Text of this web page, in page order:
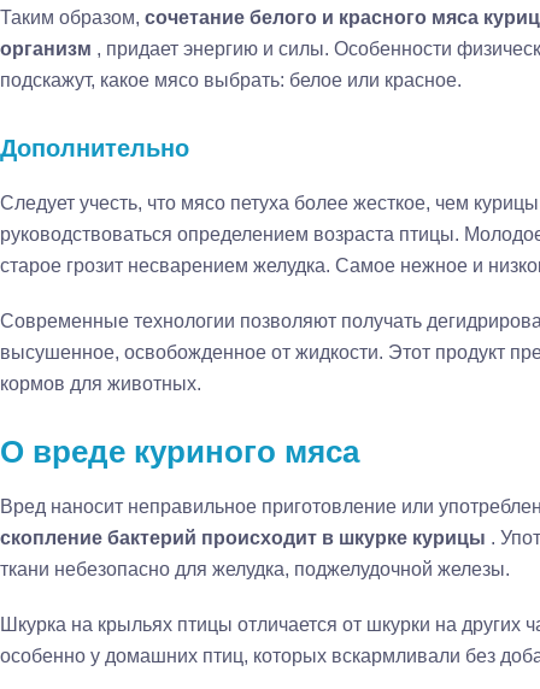
Таким образом, сочетание белого и красного мяса
организм , придает энергию и силы. Особенности
подскажут, какое мясо выбрать: белое или красное.
Дополнительно
Следует учесть, что мясо петуха более жесткое, чем
руководствоваться определением возраста птицы.
старое грозит несварением желудка. Самое нежное и
Современные технологии позволяют получать
высушенное, освобожденное от жидкости. Этот продукт
кормов для животных.
О вреде куриного мяса
Вред наносит неправильное приготовление или
скопление бактерий происходит в шкурке курицы .
ткани небезопасно для желудка, поджелудочной железы.
Шкурка на крыльях птицы отличается от шкурки на других
особенно у домашних птиц, которых вскармливали без